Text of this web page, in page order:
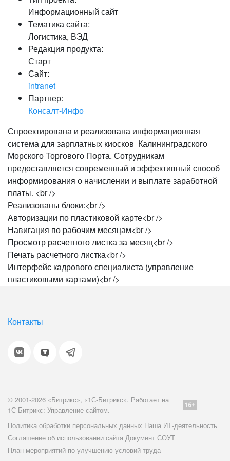
Информационный сайт
Тематика сайта:
Логистика, ВЭД
Редакция продукта:
Старт
Сайт:
intranet
Партнер:
Консалт-Инфо
Спроектирована и реализована информационная
система для зарплатных киосков Калининградского
Морского Торгового Порта. Сотрудникам
предоставляется современный и эффективный способ
информирования о начислении и выплате заработной
платы. <br />
Реализованы блоки:<br />
Авторизации по пластиковой карте<br />
Навигация по рабочим месяцам<br />
Просмотр расчетного листка за месяц<br />
Печать расчетного листка<br />
Интерфейс кадрового специалиста (управление
пластиковыми картами)<br />
Контакты
© 2001-2026 «Битрикс», «1С-Битрикс». Работает на
1С-Битрикс: Управление сайтом.
Политика обработки персональных данных Наша ИТ-деятельность
Соглашение об использовании сайта Документ СОУТ
План мероприятий по улучшению условий труда